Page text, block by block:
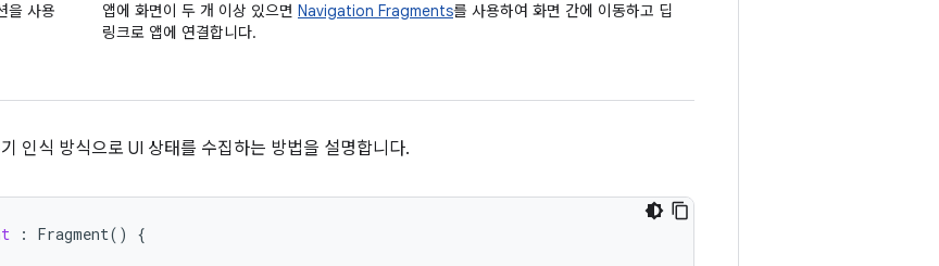
을 사용
앱에 화면이 두 개 이상 있으면 Navigation Fragments를 사용하여 화면 간에 이동하고 딥
링크로 앱에 연결합니다.
인식 방식으로 UI 상태를 수집하는 방법을 설명합니다.
: Fragment() {